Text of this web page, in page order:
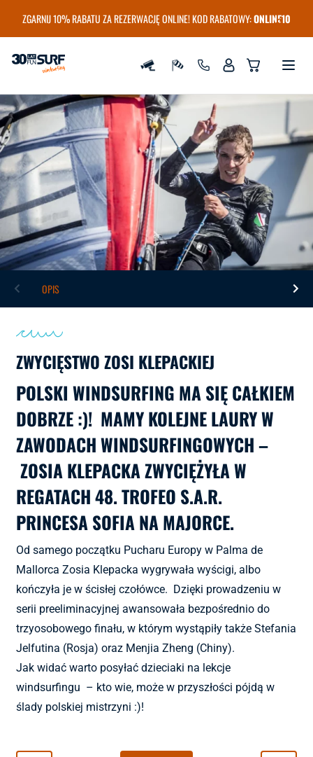
ZGARNIJ 10% RABATU ZA REZERWACJĘ ONLINE! KOD RABATOWY:ONLINE10
Szkoła i wypożyczalnia Windsurfingu FunSurf
OPIS
ZWYCIĘSTWO ZOSI KLEPACKIEJ
POLSKI WINDSURFING MA SIĘ CAŁKIEM
DOBRZE :)! MAMY KOLEJNE LAURY W
ZAWODACH WINDSURFINGOWYCH –
ZOSIA KLEPACKA ZWYCIĘŻYŁA W
REGATACH 48. TROFEO S.A.R.
PRINCESA SOFIA NA MAJORCE.
Od samego początku Pucharu Europy w Palma de
Mallorca Zosia Klepacka wygrywała wyścigi, albo
kończyła je w ścisłej czołówce. Dzięki prowadzeniu w
serii preeliminacyjnej awansowała bezpośrednio do
trzyosobowego finału, w którym wystąpiły także Stefania
Jelfutina (Rosja) oraz Menjia Zheng (Chiny).
Jak widać warto posyłać dzieciaki na lekcje
windsurfingu – kto wie, może w przyszłości pójdą w
ślady polskiej mistrzyni :)!